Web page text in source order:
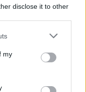
disclose it to other
my
nën pushtetin e të
alarm të kuq në të
qytetet kryesore!
dhe Sllovakia,